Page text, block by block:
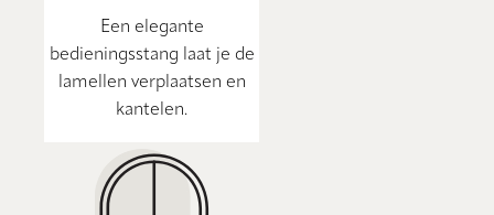
Een elegante
bedieningsstang laat je de
lamellen verplaatsen en
kantelen.